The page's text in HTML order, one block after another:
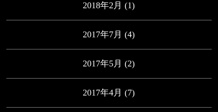
2018年2月 (1)
2017年7月 (4)
2017年5月 (2)
2017年4月 (7)